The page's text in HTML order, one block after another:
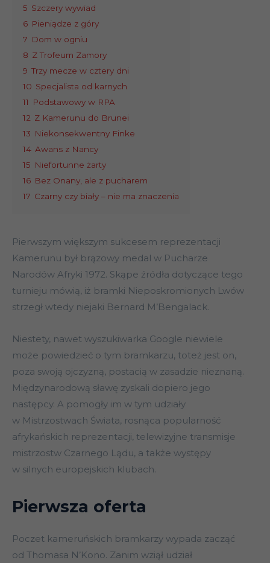
5 Szczery wywiad
6 Pieniądze z góry
7 Dom w ogniu
8 Z Trofeum Zamory
9 Trzy mecze w cztery dni
10 Specjalista od karnych
11
Podstawowy w RPA
12 Z Kamerunu do Brunei
13 Niekonsekwentny Finke
14 Awans z Nancy
15 Niefortunne żarty
16 Bez Onany, ale z pucharem
17 Czarny czy biały – nie ma znaczenia
Pierwszym większym sukcesem reprezentacji
Kamerunu był brązowy medal w Pucharze
Narodów Afryki 1972. Skąpe źródła dotyczące tego
turnieju mówią, iż bramki Nieposkromionych Lwów
strzegł wtedy niejaki Bernard M’Bengalack.
Niestety, nawet wyszukiwarka Google niewiele
może powiedzieć o tym bramkarzu, toteż jest on,
poza swoją ojczyzną, postacią w zasadzie nieznaną.
Międzynarodową sławę zyskali dopiero jego
następcy. A pomogły im w tym udziały
w Mistrzostwach Świata, rosnąca popularność
afrykańskich reprezentacji, telewizyjne transmisje
mistrzostw Czarnego Lądu, a także występy
w silnych europejskich klubach.
Pierwsza oferta
Poczet kameruńskich bramkarzy wypada zacząć
od Thomasa N’Kono. Zanim wziął udział